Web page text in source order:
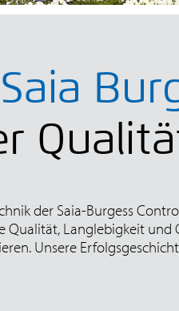
Saia
der Saia-Burgess
Qualität, Langlebigkeit
Unsere